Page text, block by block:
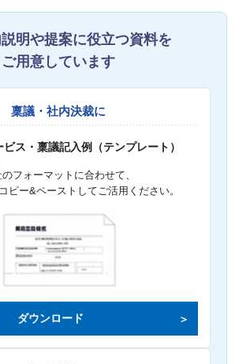
明や提案に役立つ資料を
ご用意しています
稟議・社内決裁に
ス・稟議記入例（テンプレート）
のフォーマットに合わせて、
ピー&ペーストしてご活用ください。
ダウンロード